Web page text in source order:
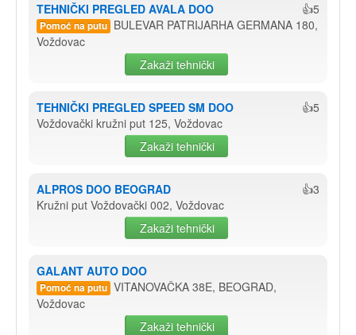
TEHNIČKI PREGLED AVALA DOO 👍5
Pomoć na putu BULEVAR PATRIJARHA GERMANA 180,
Voždovac
Zakaži tehnički
TEHNIČKI PREGLED SPEED SM DOO
👍5
Voždovački kružni put 125, Voždovac
Zakaži tehnički
ALPROS DOO BEOGRAD
👍3
Kružni put Voždovački 002, Voždovac
Zakaži tehnički
GALANT AUTO DOO
Pomoć na putu VITANOVAČKA 38E, BEOGRAD,
Voždovac
Zakaži tehnički